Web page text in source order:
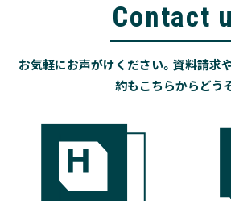
Contact
お気軽にお声がけください。資料請求
約もこちらからどう